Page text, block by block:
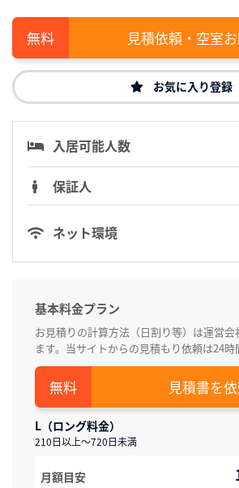
見積依頼・空室
お気に入り登録
入居可能人数
保証人
ネット環境
基本料金プラン
お見積りの計算方法（日割り等）は運営会
ます。当サイトからの見積もり依頼は24時
見積書を
L（ロング料金）
210日以上～720日未満
月額目安